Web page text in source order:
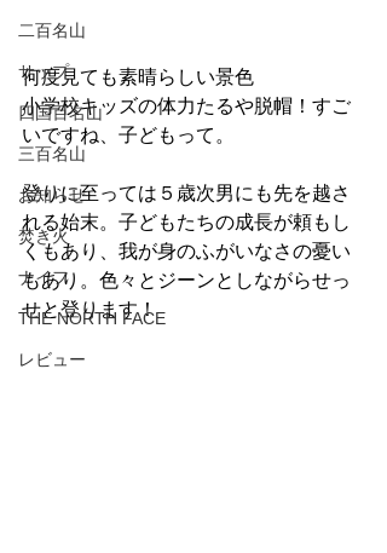
二百名山
サップ
四国百名山
三百名山
お知らせ
焚き火
ナイフ
THE NORTH FACE
レビュー
何度見ても素晴らしい景色
小学校キッズの体力たるや脱帽！すご
いですね、子どもって。
登りに至っては５歳次男にも先を越さ
れる始末。子どもたちの成長が頼もし
くもあり、我が身のふがいなさの憂い
もあり。色々とジーンとしながらせっ
せと登ります！